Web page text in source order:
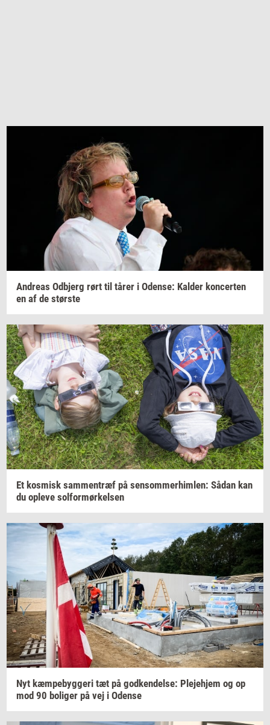
An­dreas Od­b­jerg rørt til tårer i Oden­se: Kal­der kon­cer­ten
en af de stør­ste
Et kos­misk sam­men­træf på sen­som­mer­him­len: Sådan kan
du op­le­ve sol­for­mør­kel­sen
Nyt kæm­pe­byg­ge­ri tæt på god­ken­del­se: Ple­je­hjem og op
mod 90 bo­li­ger på vej i Oden­se